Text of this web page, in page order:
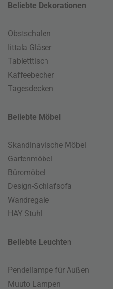
Beliebte Dekorationen
Obstschalen
Iittala Gläser
Tabletttisch
Kaffeebecher
Tagesdecken
Beliebte Möbel
Skandinavische Möbel
Gartenmöbel
Büromöbel
Design-Schlafsofa
Wandregale
HAY Stuhl
Beliebte Leuchten
Pendellampe für Außen
Muuto Lampen